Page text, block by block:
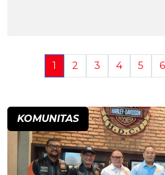
1 2 3 4 5 6
KOMUNITAS